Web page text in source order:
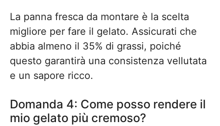
La panna fresca da montare è la scelta
migliore per fare il gelato. Assicurati che
abbia almeno il 35% di grassi, poiché
questo garantirà una consistenza vellutata
e un sapore ricco.
Domanda 4: Come posso rendere il
mio gelato più cremoso?